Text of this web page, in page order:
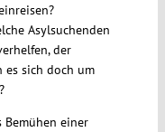
Asylsuchenden
der
es sich doch um
einer